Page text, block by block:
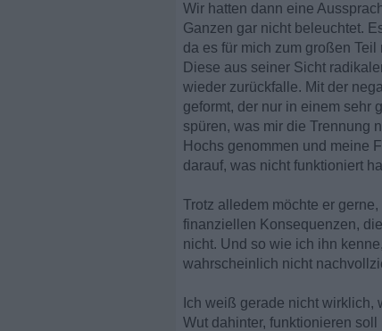
Wir hatten dann eine
Ganzen gar nicht beleuchtet.
da es für mich zum großen
Diese aus seiner Sicht
wieder zurückfalle. Mit der
geformt, der nur in einem sehr
spüren, was mir die Trennung
Hochs genommen und meine
darauf, was nicht funktioniert
Trotz alledem möchte er
finanziellen Konsequenzen,
nicht. Und so wie ich ihn
wahrscheinlich nicht
Ich weiß gerade nicht
Wut dahinter, funktionieren